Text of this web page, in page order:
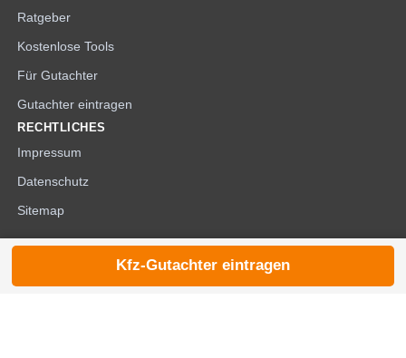
Ratgeber
Kostenlose Tools
Für Gutachter
Gutachter eintragen
RECHTLICHES
Impressum
Datenschutz
Sitemap
© 2026 die-kfzgutachter.de |
Kfz-Gutachter eintragen